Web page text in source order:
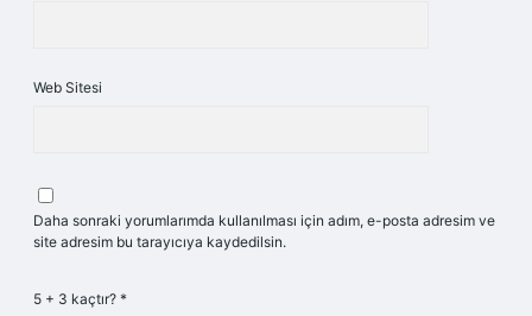
Web Sitesi
Daha sonraki yorumlarımda kullanılması için adım, e-posta adresim ve
site adresim bu tarayıcıya kaydedilsin.
5 + 3 kaçtır? *